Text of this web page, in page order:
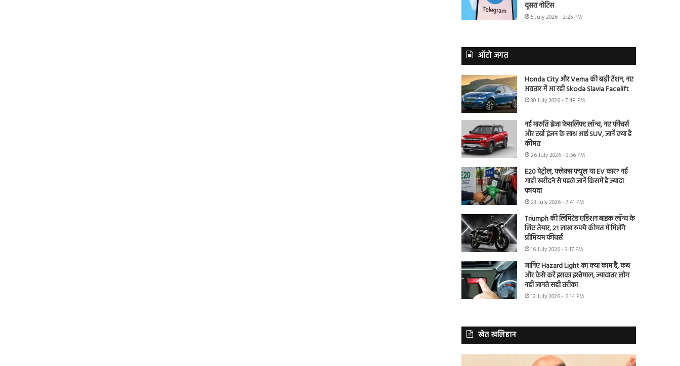
दूसरा नोटिस
5 July 2026 - 2:25 PM
ऑटो जगत
Honda City और Verna की बढ़ी टेंशन, नए
अवतार में आ रही Skoda Slavia Facelift
30 July 2026 - 7:48 PM
नई मारुति ब्रेजा फेसलिफ्ट लॉन्च, नए फीचर्स
और टर्बो इंजन के साथ आई SUV, जानें क्या है
कीमत
26 July 2026 - 3:56 PM
E20 पेट्रोल, फ्लेक्स फ्यूल या EV कार? नई
गाड़ी खरीदने से पहले जानें किसमें है ज्यादा
फायदा
23 July 2026 - 7:41 PM
Triumph की लिमिटेड एडिशन बाइक लॉन्च के
लिए तैयार, 21 लाख रुपये कीमत में मिलेंगे
प्रीमियम फीचर्स
16 July 2026 - 3:17 PM
जानिए Hazard Light का क्या काम है, कब
और कैसे करें इसका इस्तेमाल, ज्यादातर लोग
नहीं जानते सही तरीका
12 July 2026 - 6:14 PM
खेत खलिहान